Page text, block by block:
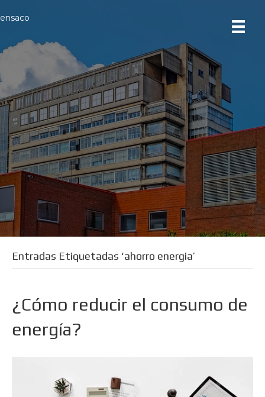
ensaco
Entradas Etiquetadas ‘ahorro energia’
¿Cómo reducir el consumo de
energía?